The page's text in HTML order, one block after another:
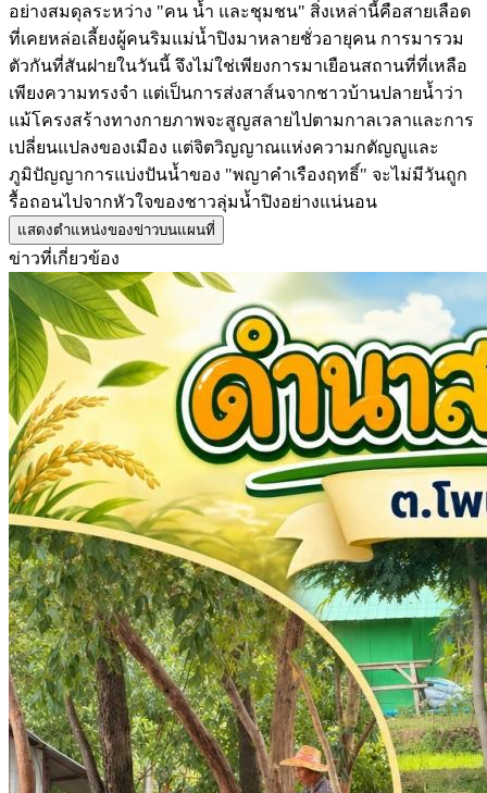
อย่างสมดุลระหว่าง "คน น้ำ และชุมชน" สิ่งเหล่านี้คือสายเลือด
ที่เคยหล่อเลี้ยงผู้คนริมแม่น้ำปิงมาหลายชั่วอายุคน การมารวม
ตัวกันที่สันฝายในวันนี้ จึงไม่ใช่เพียงการมาเยือนสถานที่ที่เหลือ
เพียงความทรงจำ แต่เป็นการส่งสาส์นจากชาวบ้านปลายน้ำว่า
แม้โครงสร้างทางกายภาพจะสูญสลายไปตามกาลเวลาและการ
เปลี่ยนแปลงของเมือง แต่จิตวิญญาณแห่งความกตัญญูและ
ภูมิปัญญาการแบ่งปันน้ำของ "พญาคำเรืองฤทธิ์" จะไม่มีวันถูก
รื้อถอนไปจากหัวใจของชาวลุ่มน้ำปิงอย่างแน่นอน
แสดงตำแหน่งของข่าวบนแผนที่
ข่าวที่เกี่ยวข้อง